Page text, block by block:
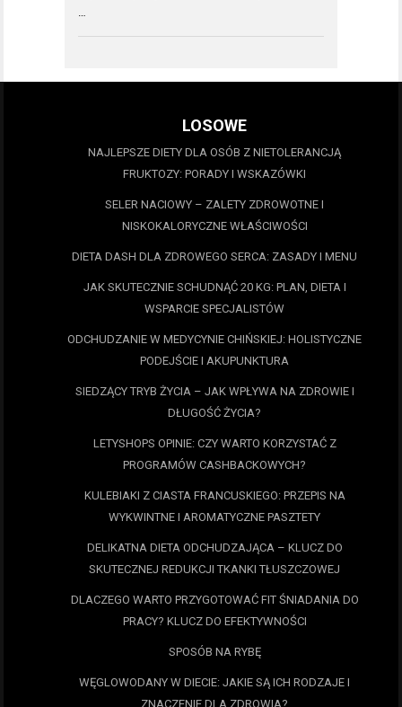
…
LOSOWE
NAJLEPSZE DIETY DLA OSÓB Z NIETOLERANCJĄ
FRUKTOZY: PORADY I WSKAZÓWKI
SELER NACIOWY – ZALETY ZDROWOTNE I
NISKOKALORYCZNE WŁAŚCIWOŚCI
DIETA DASH DLA ZDROWEGO SERCA: ZASADY I MENU
JAK SKUTECZNIE SCHUDNĄĆ 20 KG: PLAN, DIETA I
WSPARCIE SPECJALISTÓW
ODCHUDZANIE W MEDYCYNIE CHIŃSKIEJ: HOLISTYCZNE
PODEJŚCIE I AKUPUNKTURA
SIEDZĄCY TRYB ŻYCIA – JAK WPŁYWA NA ZDROWIE I
DŁUGOŚĆ ŻYCIA?
LETYSHOPS OPINIE: CZY WARTO KORZYSTAĆ Z
PROGRAMÓW CASHBACKOWYCH?
KULEBIAKI Z CIASTA FRANCUSKIEGO: PRZEPIS NA
WYKWINTNE I AROMATYCZNE PASZTETY
DELIKATNA DIETA ODCHUDZAJĄCA – KLUCZ DO
SKUTECZNEJ REDUKCJI TKANKI TŁUSZCZOWEJ
DLACZEGO WARTO PRZYGOTOWAĆ FIT ŚNIADANIA DO
PRACY? KLUCZ DO EFEKTYWNOŚCI
SPOSÓB NA RYBĘ
WĘGLOWODANY W DIECIE: JAKIE SĄ ICH RODZAJE I
ZNACZENIE DLA ZDROWIA?